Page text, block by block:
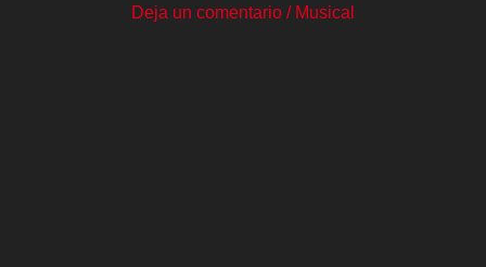
Deja un comentario / Musical